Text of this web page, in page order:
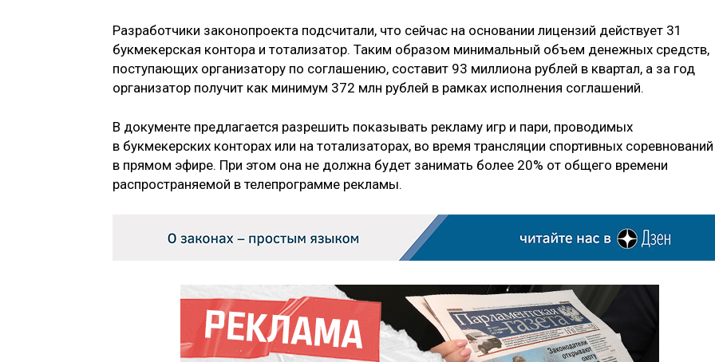
Разработчики законопроекта подсчитали, что сейчас на основании лицензий действует 31
букмекерская контора и тотализатор. Таким образом минимальный объем денежных средств,
поступающих организатору по соглашению, составит 93 миллиона рублей в квартал, а за год
организатор получит как минимум 372 млн рублей в рамках исполнения соглашений.
В документе предлагается разрешить показывать рекламу игр и пари, проводимых
в букмекерских конторах или на тотализаторах, во время трансляции спортивных соревнований
в прямом эфире. При этом она не должна будет занимать более 20% от общего времени
распространяемой в телепрограмме рекламы.